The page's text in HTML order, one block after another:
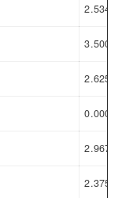
2.534%
3.500%
2.625%
0.000%
2.967%
2.375%